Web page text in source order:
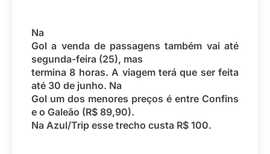
Na
Gol a venda de passagens também vai até
segunda-feira (25), mas
termina 8 horas. A viagem terá que ser feita
até 30 de junho. Na
Gol um dos menores preços é entre Confins
e o Galeão (R$ 89,90).
Na Azul/Trip esse trecho custa R$ 100.